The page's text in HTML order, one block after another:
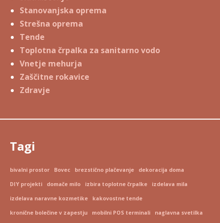
Stanovanjska oprema
Strešna oprema
Tende
Toplotna črpalka za sanitarno vodo
Vnetje mehurja
Zaščitne rokavice
Zdravje
Tagi
bivalni prostor Bovec brezstično plačevanje dekoracija doma
DIY projekti domače milo izbira toplotne črpalke izdelava mila
izdelava naravne kozmetike kakovostne tende
kronične bolečine v zapestju mobilni POS terminali naglavna svetilka